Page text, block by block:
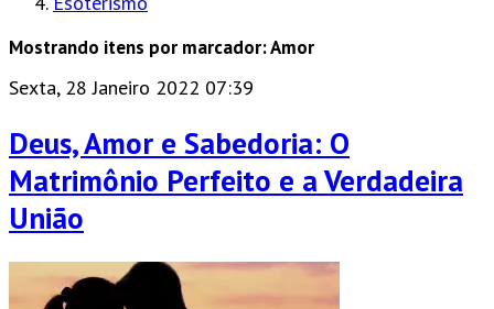
Mostrando itens por marcador: Amor
Sexta, 28 Janeiro 2022 07:39
Deus, Amor e Sabedoria: O
Matrimônio Perfeito e a Verdadeira
União